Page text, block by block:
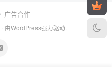
广告合作
· 由WordPress强力驱动.